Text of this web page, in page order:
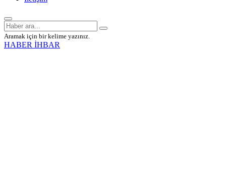
Aramak için bir kelime yazınız.
HABER İHBAR